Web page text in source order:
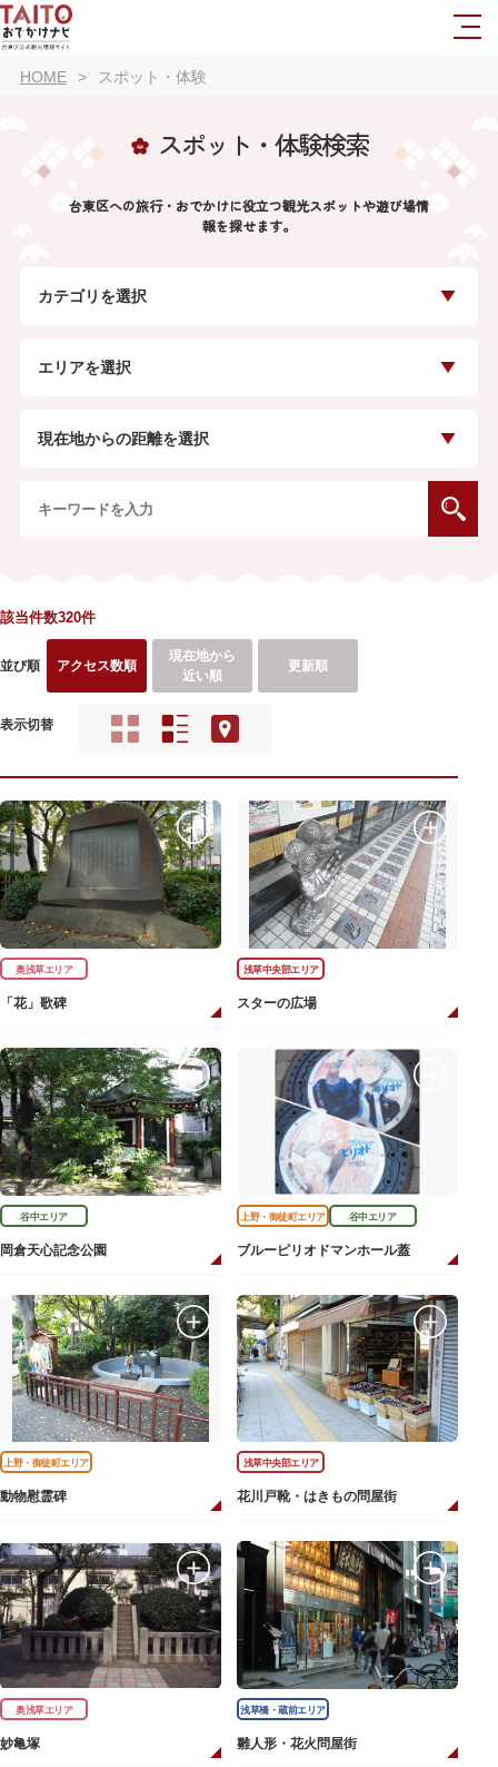
HOME スポット・体験
スポット・体験検索
台東区への旅行・おでかけに役立つ観光スポットや遊び場情
報を探せます。
カテゴリを選択
エリアを選択
現在地からの距離を選択
該当件数320件
並び順 アクセス数順
現在地から
近い順
更新順
表示切替
奥浅草エリア
「花」歌碑
浅草中央部エリア
スターの広場
谷中エリア
岡倉天心記念公園
上野・御徒町エリア 谷中エリア
ブルーピリオドマンホール蓋
上野・御徒町エリア
動物慰霊碑
浅草中央部エリア
花川戸靴・はきもの問屋街
奥浅草エリア
妙亀塚
浅草橋・蔵前エリア
雛人形・花火問屋街